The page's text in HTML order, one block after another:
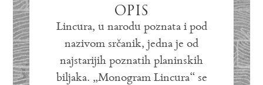
OPIS
Lincura, u narodu poznata i pod
nazivom srčanik, jedna je od
najstarijih poznatih planinskih
biljaka. „Monogram Lincura“ se